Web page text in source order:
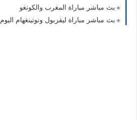
بث مباشر مباراة المغرب والكونغو
بث مباشر مباراة ليفربول ونوتينغهام اليوم